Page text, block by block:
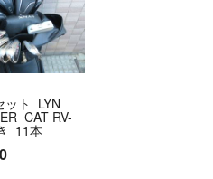
写真をよく
きたいで
す。】
く可能性も
ット LYN
CAT RV-
11本